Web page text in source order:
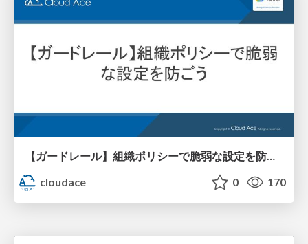
cloudace
0 170